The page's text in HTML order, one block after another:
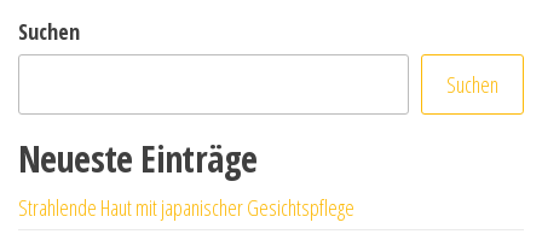
Suchen
Suchen
Neueste Einträge
Strahlende Haut mit japanischer Gesichtspflege